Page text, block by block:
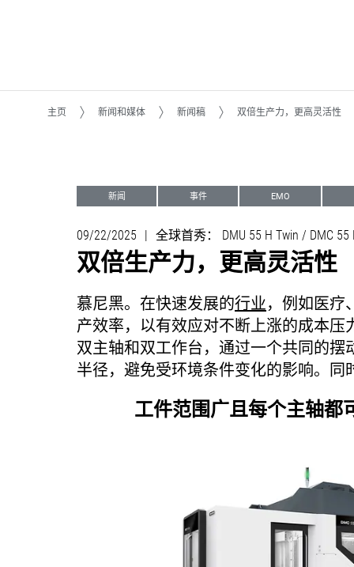
主页 新闻和媒体 新闻稿 双倍生产力，更高灵活性
新闻 事件 EMO
09/22/2025 | 全球首秀： DMU 55 H Twin / DMC 55
双倍生产力，更高灵活性
慕尼黑。 在快速发展的行业，例如医疗
产效率，以有效应对不断上涨的成本压
双主轴和双工作台，通过一个共同的摆
半径，避免受环境条件变化的影响。
工件范围广且每个主轴都